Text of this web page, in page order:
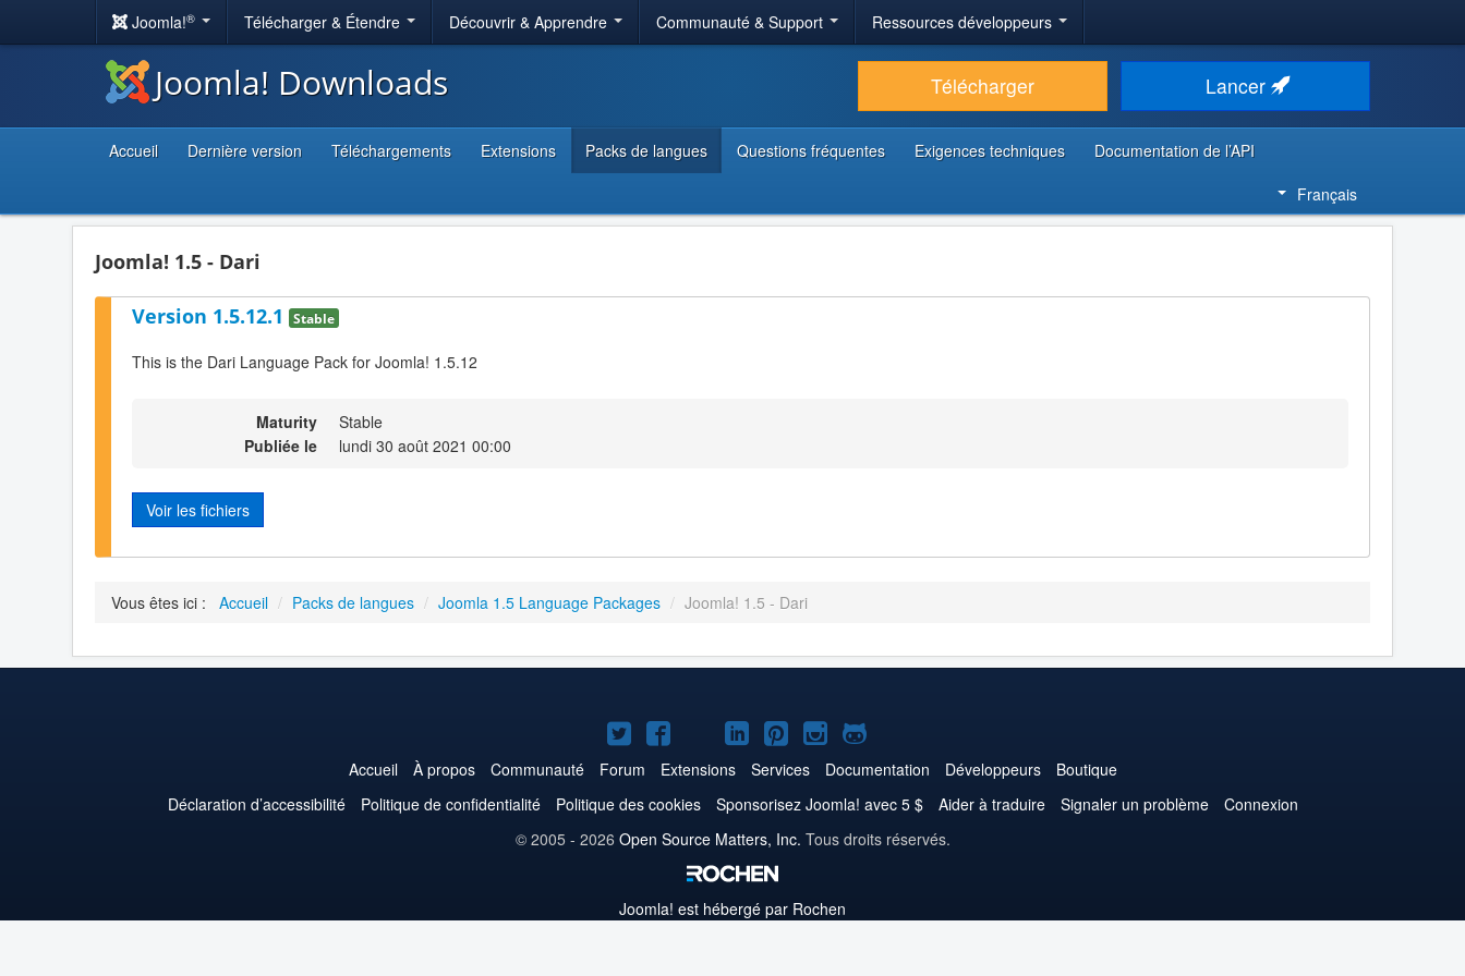
Joomla!® Télécharger & Étendre Découvrir & Apprendre Communauté & Support Ressources développeurs
Joomla! Downloads Télécharger Lancer
Accueil Dernière version Téléchargements Extensions Packs de langues Questions fréquentes Exigences techniques
Documentation de l’API
Français
Joomla! 1.5 - Dari
Version 1.5.12.1 Stable
This is the Dari Language Pack for Joomla! 1.5.12
Maturity
Stable
Publiée le
lundi 30 août 2021 00:00
Voir les fichiers
Vous êtes ici : Accueil / Packs de langues / Joomla 1.5 Language Packages / Joomla! 1.5 - Dari
Joomla!
sur
Twitter
Joomla!
sur
Facebook
Joomla!
sur
YouTube
Joomla!
sur
LinkedIn
Joomla!
sur
Pinterest
Joomla!
sur
Instagram
Joomla!
sur
GitHub
Accueil À propos Communauté Forum Extensions Services Documentation Développeurs
Boutique
Déclaration d’accessibilité
Politique de confidentialité Politique des cookies Sponsorisez Joomla! avec 5 $ Aider à traduire Signaler un problème
Connexion
© 2005 - 2026 Open Source Matters, Inc. Tous droits réservés.
Joomla! est hébergé par Rochen